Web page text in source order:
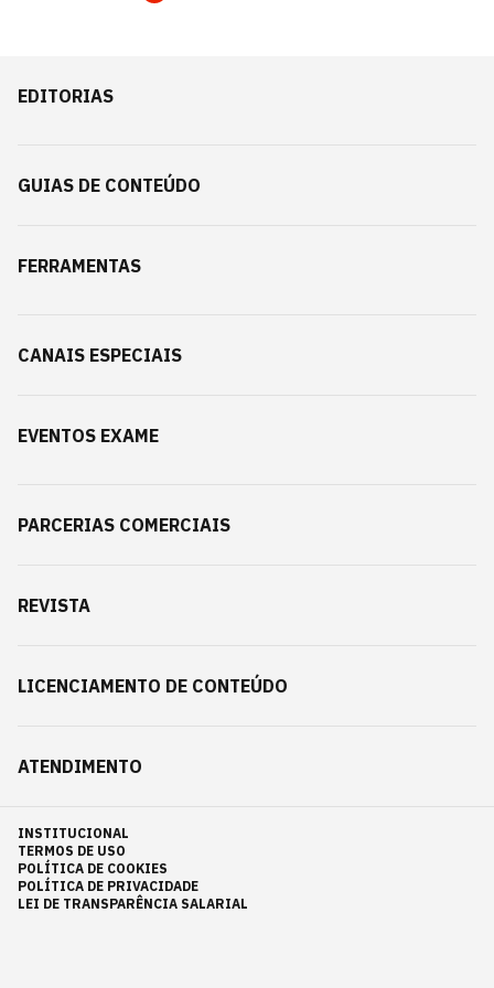
EDITORIAS
GUIAS DE CONTEÚDO
FERRAMENTAS
CANAIS ESPECIAIS
EVENTOS EXAME
PARCERIAS COMERCIAIS
REVISTA
LICENCIAMENTO DE CONTEÚDO
ATENDIMENTO
INSTITUCIONAL
TERMOS DE USO
POLÍTICA DE COOKIES
POLÍTICA DE PRIVACIDADE
LEI DE TRANSPARÊNCIA SALARIAL